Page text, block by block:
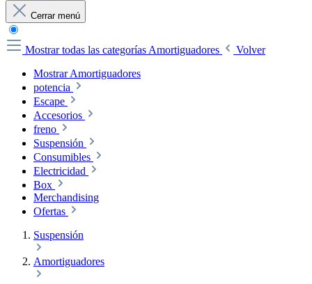
Cerrar menú
Mostrar todas las categorías Amortiguadores
Volver
Mostrar Amortiguadores
potencia
Escape
Accesorios
freno
Suspensión
Consumibles
Electricidad
Box
Merchandising
Ofertas
Suspensión
Amortiguadores